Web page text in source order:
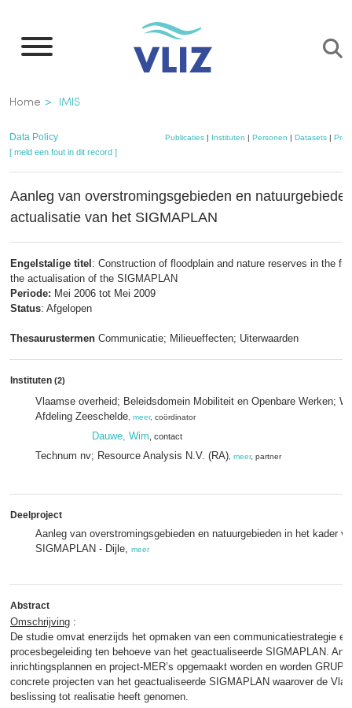
naar
inhoud
gaan
Kruimelpad
Home IMIS
Data Policy Publicaties| Instituten | Personen | Datasets|
[ meld een fout in dit record ]
Aanleg van overstromingsgebieden en
actualisatie van het SIGMAPLAN
Engelstalige titel : Construction of floodplain and nature reserves in the
the actualisation of the SIGMAPLAN
Periode: Mei 2006 tot Mei 2009
Status: Afgelopen
Thesaurustermen Communicatie; Milieueffecten; Uiterwaarden
Instituten (2)
Vlaamse overheid; Beleidsdomein Mobiliteit en Openbare Werken;
Afdeling Zeeschelde meer, coördinator
Dauwe, Wim , contact
Technum nv; Resource Analysis N.V. (RA) meer, partner
Deelproject
Aanleg van overstromingsgebieden en natuurgebieden in het kader
SIGMAPLAN - Dijle, meer
Abstract
Omschrijving :
De studie omvat enerzijds het opmaken van een communicatiestrategie
procesbegeleiding ten behoeve van het geactualiseerde SIGMAPLAN.
inrichtingsplannen en project-MER’s opgemaakt worden en worden
concrete projecten van het geactualiseerde SIGMAPLAN waarover de
beslissing tot realisatie heeft genomen.